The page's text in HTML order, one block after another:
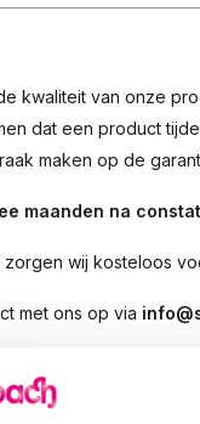
kwaliteit van onze
dat een product
maken op de
maanden na
wij kosteloos
met ons op via